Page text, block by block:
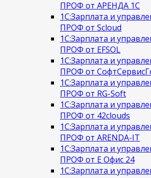
ПРОФ от АРЕНДА 1С
1С:Зарплата и
ПРОФ от Scloud
1С:Зарплата и
ПРОФ от EFSOL
1С:Зарплата и
ПРОФ от
1С:Зарплата и
ПРОФ от RG-Soft
1С:Зарплата и
ПРОФ от 42clouds
1С:Зарплата и
ПРОФ от ARENDA-IT
1С:Зарплата и
ПРОФ от Е Офис 24
1С:Зарплата и